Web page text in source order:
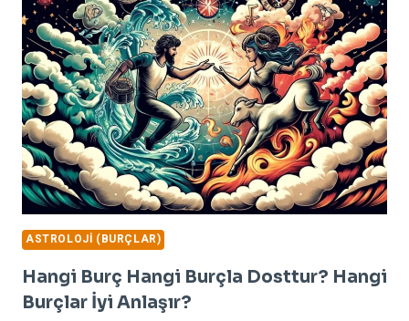
ASTROLOJI (BURÇLAR)
Hangi Burç Hangi Burçla Dosttur? Hangi
Burçlar İyi Anlaşır?